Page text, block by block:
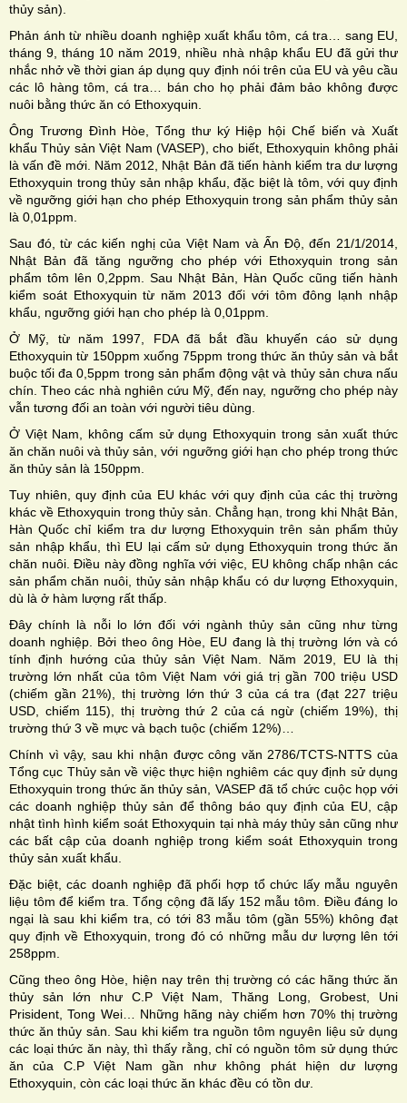
thủy sản).
Phản ánh từ nhiều doanh nghiệp xuất khẩu tôm, cá tra… sang EU,
tháng 9, tháng 10 năm 2019, nhiều nhà nhập khẩu EU đã gửi thư
nhắc nhở về thời gian áp dụng quy định nói trên của EU và yêu cầu
các lô hàng tôm, cá tra… bán cho họ phải đảm bảo không được
nuôi bằng thức ăn có Ethoxyquin.
Ông Trương Đình Hòe, Tổng thư ký Hiệp hội Chế biến và Xuất
khẩu Thủy sản Việt Nam (VASEP), cho biết, Ethoxyquin không phải
là vấn đề mới. Năm 2012, Nhật Bản đã tiến hành kiểm tra dư lượng
Ethoxyquin trong thủy sản nhập khẩu, đặc biệt là tôm, với quy định
về ngưỡng giới hạn cho phép Ethoxyquin trong sản phẩm thủy sản
là 0,01ppm.
Sau đó, từ các kiến nghị của Việt Nam và Ấn Độ, đến 21/1/2014,
Nhật Bản đã tăng ngưỡng cho phép với Ethoxyquin trong sản
phẩm tôm lên 0,2ppm. Sau Nhật Bản, Hàn Quốc cũng tiến hành
kiểm soát Ethoxyquin từ năm 2013 đối với tôm đông lạnh nhập
khẩu, ngưỡng giới hạn cho phép là 0,01ppm.
Ở Mỹ, từ năm 1997, FDA đã bắt đầu khuyến cáo sử dụng
Ethoxyquin từ 150ppm xuống 75ppm trong thức ăn thủy sản và bắt
buộc tối đa 0,5ppm trong sản phẩm động vật và thủy sản chưa nấu
chín. Theo các nhà nghiên cứu Mỹ, đến nay, ngưỡng cho phép này
vẫn tương đối an toàn với người tiêu dùng.
Ở Việt Nam, không cấm sử dụng Ethoxyquin trong sản xuất thức
ăn chăn nuôi và thủy sản, với ngưỡng giới hạn cho phép trong thức
ăn thủy sản là 150ppm.
Tuy nhiên, quy định của EU khác với quy định của các thị trường
khác về Ethoxyquin trong thủy sản. Chẳng hạn, trong khi Nhật Bản,
Hàn Quốc chỉ kiểm tra dư lượng Ethoxyquin trên sản phẩm thủy
sản nhập khẩu, thì EU lại cấm sử dụng Ethoxyquin trong thức ăn
chăn nuôi. Điều này đồng nghĩa với việc, EU không chấp nhận các
sản phẩm chăn nuôi, thủy sản nhập khẩu có dư lượng Ethoxyquin,
dù là ở hàm lượng rất thấp.
Đây chính là nỗi lo lớn đối với ngành thủy sản cũng như từng
doanh nghiệp. Bởi theo ông Hòe, EU đang là thị trường lớn và có
tính định hướng của thủy sản Việt Nam. Năm 2019, EU là thị
trường lớn nhất của tôm Việt Nam với giá trị gần 700 triệu USD
(chiếm gần 21%), thị trường lớn thứ 3 của cá tra (đạt 227 triệu
USD, chiếm 115), thị trường thứ 2 của cá ngừ (chiếm 19%), thị
trường thứ 3 về mực và bạch tuộc (chiếm 12%)…
Chính vì vậy, sau khi nhận được công văn 2786/TCTS-NTTS của
Tổng cục Thủy sản về việc thực hiện nghiêm các quy định sử dụng
Ethoxyquin trong thức ăn thủy sản, VASEP đã tổ chức cuộc họp với
các doanh nghiệp thủy sản để thông báo quy định của EU, cập
nhật tình hình kiểm soát Ethoxyquin tại nhà máy thủy sản cũng như
các bất cập của doanh nghiệp trong kiểm soát Ethoxyquin trong
thủy sản xuất khẩu.
Đặc biệt, các doanh nghiệp đã phối hợp tổ chức lấy mẫu nguyên
liệu tôm để kiểm tra. Tổng cộng đã lấy 152 mẫu tôm. Điều đáng lo
ngại là sau khi kiểm tra, có tới 83 mẫu tôm (gần 55%) không đạt
quy định về Ethoxyquin, trong đó có những mẫu dư lượng lên tới
258ppm.
Cũng theo ông Hòe, hiện nay trên thị trường có các hãng thức ăn
thủy sản lớn như C.P Việt Nam, Thăng Long, Grobest, Uni
Prisident, Tong Wei… Những hãng này chiếm hơn 70% thị trường
thức ăn thủy sản. Sau khi kiểm tra nguồn tôm nguyên liệu sử dụng
các loại thức ăn này, thì thấy rằng, chỉ có nguồn tôm sử dụng thức
ăn của C.P Việt Nam gần như không phát hiện dư lượng
Ethoxyquin, còn các loại thức ăn khác đều có tồn dư.